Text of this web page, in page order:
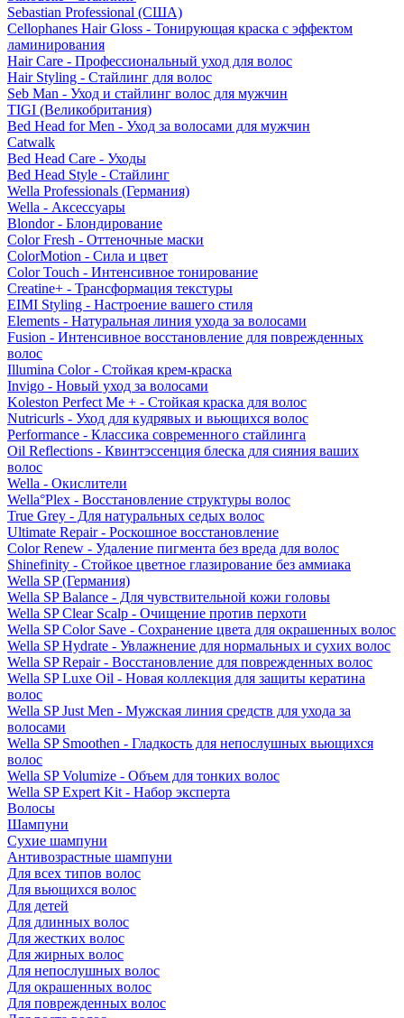
Sebastian Professional (США)
Cellophanes Hair Gloss - Тонирующая краска с эффектом
ламинирования
Hair Care - Профессиональный уход для волос
Hair Styling - Стайлинг для волос
Seb Man - Уход и стайлинг волос для мужчин
TIGI (Великобритания)
Bed Head for Men - Уход за волосами для мужчин
Catwalk
Bed Head Care - Уходы
Bed Head Style - Стайлинг
Wella Professionals (Германия)
Wella - Аксессуары
Blondor - Блондирование
Color Fresh - Оттеночные маски
ColorMotion - Сила и цвет
Color Touch - Интенсивное тонирование
Creatine+ - Трансформация текстуры
EIMI Styling - Настроение вашего стиля
Elements - Натуральная линия ухода за волосами
Fusion - Интенсивное восстановление для поврежденных
волос
Illumina Color - Стойкая крем-краска
Invigo - Новый уход за волосами
Koleston Perfect Me + - Стойкая краска для волос
Nutricurls - Уход для кудрявых и вьющихся волос
Performance - Классика современного стайлинга
Oil Reflections - Квинтэссенция блеска для сияния ваших
волос
Wella - Окислители
Wella°Plex - Восстановление структуры волос
True Grey - Для натуральных седых волос
Ultimate Repair - Роскошное восстановление
Color Renew - Удаление пигмента без вреда для волос
Shinefinity - Стойкое цветное глазирование без аммиака
Wella SP (Германия)
Wella SP Balance - Для чувствительной кожи головы
Wella SP Clear Scalp - Очищение против перхоти
Wella SP Color Save - Сохранение цвета для окрашенных волос
Wella SP Hydrate - Увлажнение для нормальных и сухих волос
Wella SP Repair - Восстановление для поврежденных волос
Wella SP Luxe Oil - Новая коллекция для защиты кератина
волос
Wella SP Just Men - Мужская линия средств для ухода за
волосами
Wella SP Smoothen - Гладкость для непослушных вьющихся
волос
Wella SP Volumize - Объем для тонких волос
Wella SP Expert Kit - Набор эксперта
Волосы
Шампуни
Сухие шампуни
Антивозрастные шампуни
Для всех типов волос
Для вьющихся волос
Для детей
Для длинных волос
Для жестких волос
Для жирных волос
Для непослушных волос
Для окрашенных волос
Для поврежденных волос